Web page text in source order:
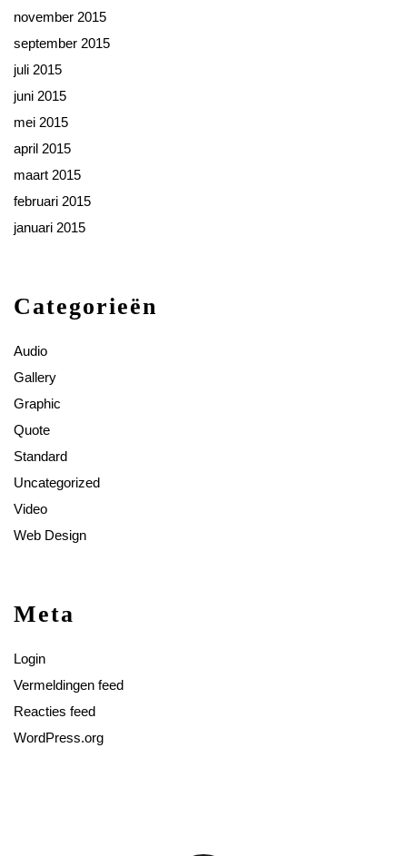
november 2015
september 2015
juli 2015
juni 2015
mei 2015
april 2015
maart 2015
februari 2015
januari 2015
Categorieën
Audio
Gallery
Graphic
Quote
Standard
Uncategorized
Video
Web Design
Meta
Login
Vermeldingen feed
Reacties feed
WordPress.org